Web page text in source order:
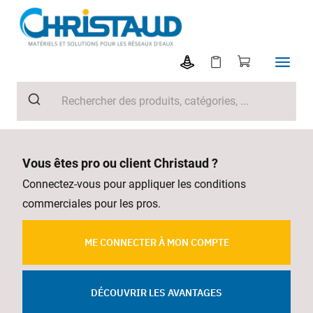
Vous êtes pro ou client Christaud ?
Connectez-vous pour appliquer les conditions
commerciales pour les pros.
ME CONNECTER À MON COMPTE
DÉCOUVRIR LES AVANTAGES